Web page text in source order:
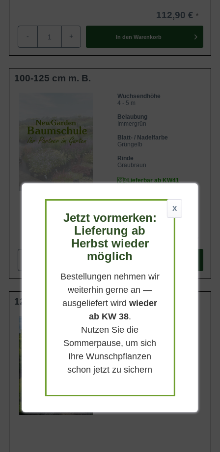
112,90 €
- + In den Warenkorb
100-125 cm m. B.
Wuchsendhöhe
4 - 5 m
Belaubung
Immergrün
Blatt- / Nadelfarbe
Grüngelb
Rinde
Graubraun
Lieferbar ab KW41
In den
125-150 cm m. B.
Wuchsendhöhe
4 - 5 m
Belaubung
Immergrün
Blatt- / Nadelfarbe
Grüngelb
X
Jetzt vormerken:
Lieferung ab
Herbst wieder
möglich
Bestellungen nehmen wir
weiterhin gerne an —
ausgeliefert wirdwieder
ab KW 38.
Nutzen Sie die
Sommerpause, um sich
Ihre Wunschpflanzen
schon jetzt zu sichern